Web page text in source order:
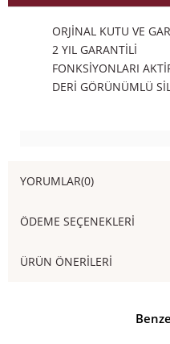
ORJİNAL KUTU VE
2 YIL GARANTİLİ
FONKSİYONLARI
DERİ GÖRÜNÜMLÜ
YORUMLAR(0)
ÖDEME SEÇENEKLERI
ÜRÜN ÖNERILERI